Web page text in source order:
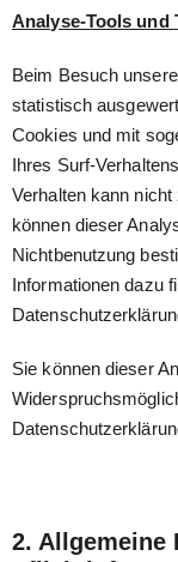
Analyse-Tools und
Beim Besuch
statistisch
Cookies und mit
Ihres Surf-
Verhalten kann
können dieser
Nichtbenutzung
Informationen dazu
Sie können dieser
2. Allgemeine